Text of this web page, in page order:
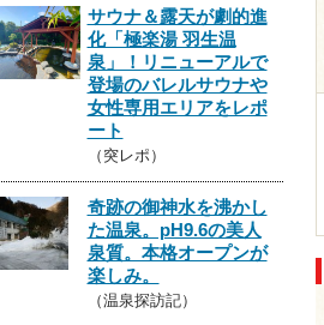
サウナ＆露天が劇的進
化「極楽湯 羽生温
泉」！リニューアルで
登場のバレルサウナや
女性専用エリアをレポ
ート
（突レポ）
奇跡の御神水を沸かし
た温泉。pH9.6の美人
泉質。本格オープンが
楽しみ。
（温泉探訪記）